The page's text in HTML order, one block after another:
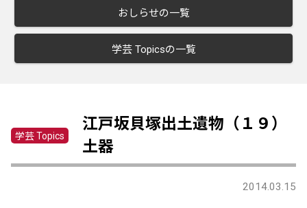
おしらせの一覧
学芸 Topicsの一覧
学芸 Topics
江戸坂貝塚出土遺物（１９）
土器
2014.03.15